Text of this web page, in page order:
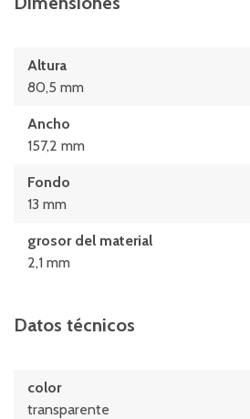
Altura
80,5 mm
Ancho
157,2 mm
Fondo
13 mm
grosor del material
2,1 mm
Datos técnicos
color
transparente